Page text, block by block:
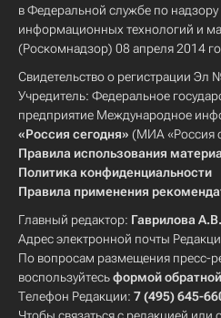
в Федеральной службе по надзору
информационных технологий и
(Роскомнадзор) 08 апреля 2014
Свидетельство о регистрации
Учредитель: Федеральное
предприятие Международное
«Россия сегодня» (МИА «Россия
Правила использования
Политика конфиденциальности
Правила применения
Главный редактор: Гаврилова А.В.
Адрес электронной почты
По вопросам размещения пресс-
воспользуйтесьформой
Телефон Редакции: 7 (495) 645-